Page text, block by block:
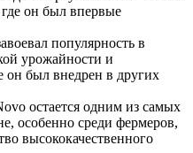
он был впервые
популярность в
урожайности и
он был внедрен в других
остается одним из самых
особенно среди фермеров,
высококачественного